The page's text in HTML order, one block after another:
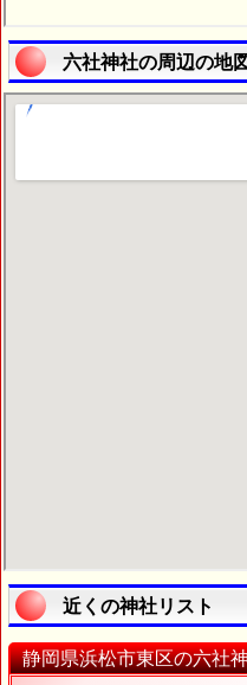
六社神社の周辺の地図
近くの神社リスト
静岡県浜松市東区の六社